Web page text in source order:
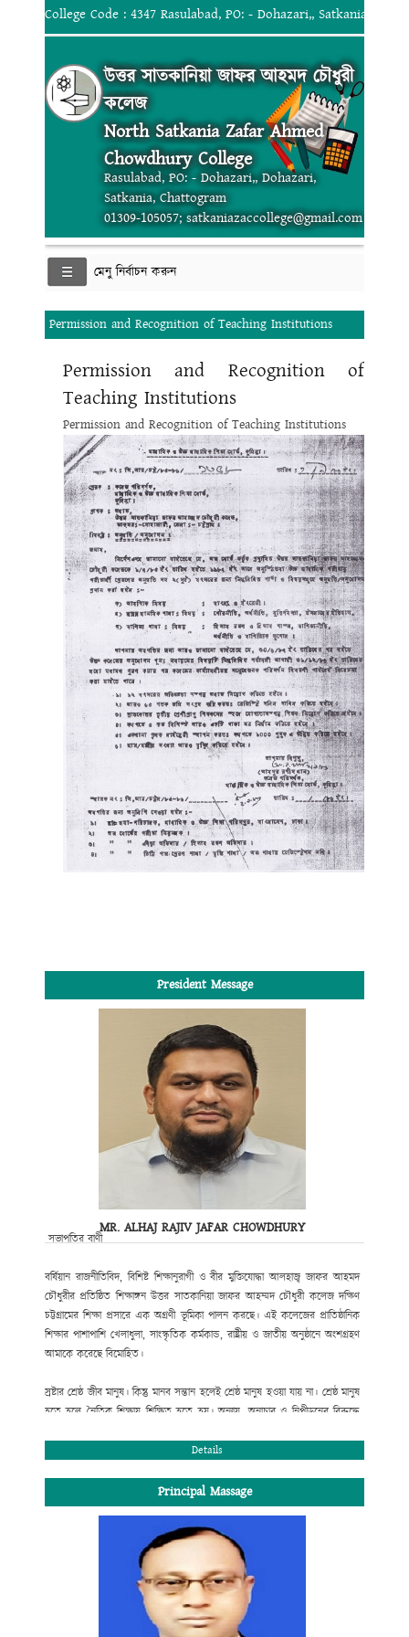
College Code : 4347 Rasulabad, PO: - Dohazari,, Satkania,
উত্তর সাতকানিয়া জাফর আহমদ চৌধুরী
কলেজ
North Satkania Zafar Ahmed
Chowdhury College
Rasulabad, PO: - Dohazari,, Dohazari,
Satkania, Chattogram
01309-105057; satkaniazaccollege@gmail.com
মেনু নির্বাচন করুন
Permission and Recognition of Teaching Institutions
Permission and Recognition of
Teaching Institutions
Permission and Recognition of Teaching Institutions
President Message
MR. ALHAJ RAJIV JAFAR CHOWDHURY
সভাপতির বাণী
বর্ষিয়ান রাজনীতিবিদ, বিশিষ্ট শিক্ষানুরাগী ও বীর মুক্তিযোদ্ধা আলহাজ্ব জাফর আহমদ
চৌধুরীর প্রতিষ্ঠিত শিক্ষাঙ্গন উত্তর সাতকানিয়া জাফর আহম্মদ চৌধুরী কলেজ দক্ষিণ
চট্টগ্রামের শিক্ষা প্রসারে এক অগ্রণী ভূমিকা পালন করছে। এই কলেজের প্রাতিষ্ঠানিক
শিক্ষার পাশাপাশি খেলাধুলা, সাংস্কৃতিক কর্মকান্ড, রাষ্ট্রীয় ও জাতীয় অনুষ্ঠানে অংশগ্রহণ
আমাকে করেছে বিমোহিত।
স্রষ্টার শ্রেষ্ঠ জীব মানুষ। কিন্তু মানব সন্তান হলেই শ্রেষ্ঠ মানুষ হওয়া যায় না। শ্রেষ্ঠ মানুষ
হতে হলে নৈতিক শিক্ষায় শিক্ষিত হতে হয়। অন্যায়, অনাচার ও নিপীড়নের বিরুদ্ধে
শিক্ষার্থী হিসেবে তোমার দায়িত্ব হচ্ছে পাঠ্যসূচিভুক্ত পাঠ্যক্রম শিক্ষার সাথে সাথে পরিপূর্ণ
শিক্ষার শুরুতে লেখাপড়ার ব্যাপারে তোমার একটি সঠিক পরিকল্পনা প্রয়োজন।
শিক্ষাপঞ্জি এক্ষেত্রে তোমাকে গুরুত্বপূর্ণ পথ নিদের্শনা দিবে।
জনাব আলহ্বাজ রাজীব জাফর চৌধুরী
Details
Principal Massage